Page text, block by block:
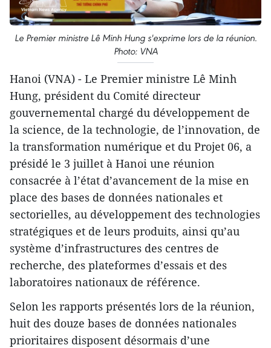
Le Premier ministre Lê Minh Hung s'exprime lors de la réunion.
Photo: VNA
Hanoi (VNA) - Le Premier ministre Lê Minh
Hung, président du Comité directeur
gouvernemental chargé du développement de
la science, de la technologie, de l’innovation, de
la transformation numérique et du Projet 06, a
présidé le 3 juillet à Hanoi une réunion
consacrée à l’état d’avancement de la mise en
place des bases de données nationales et
sectorielles, au développement des technologies
stratégiques et de leurs produits, ainsi qu’au
système d’infrastructures des centres de
recherche, des plateformes d’essais et des
laboratoires nationaux de référence.
Selon les rapports présentés lors de la réunion,
huit des douze bases de données nationales
prioritaires disposent désormais d’une